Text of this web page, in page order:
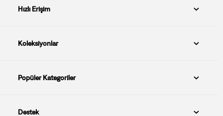
Hızlı Erişim
Koleksiyonlar
Popüler Kategoriler
Destek